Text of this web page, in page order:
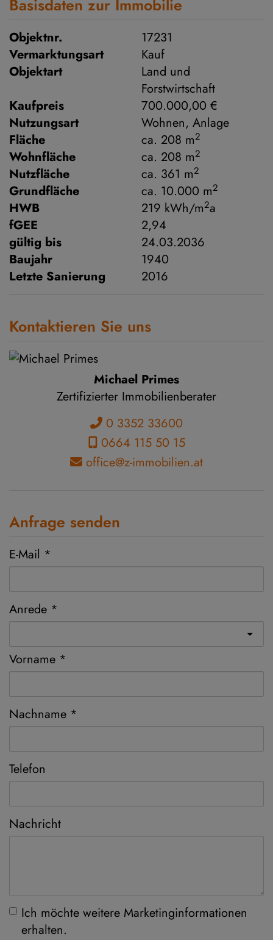
Basisdaten zur Immobilie
Objektnr.
17231
Vermarktungsart
Kauf
Objektart
Land und
Forstwirtschaft
Kaufpreis
700.000,00 €
Nutzungsart
Wohnen Anlage
Fläche
ca. 208 m2
Wohnfläche ca. 208 m2
Nutzfläche ca. 361 m2
Grundfläche ca. 10.000 m2
HWB 219 kWh/m2a
fGEE
2,94
gültig bis
24.03.2036
Baujahr
1940
Letzte Sanierung
2016
Kontaktieren Sie uns
Michael Primes
Zertifizierter Immobilienberater
0 3352 33600
0664 115 50 15
office@z-immobilien.at
Anfrage senden
E-Mail
Anrede
Vorname
Nachname
Telefon
Nachricht
Ich möchte weitere Marketinginformationen
erhalten.